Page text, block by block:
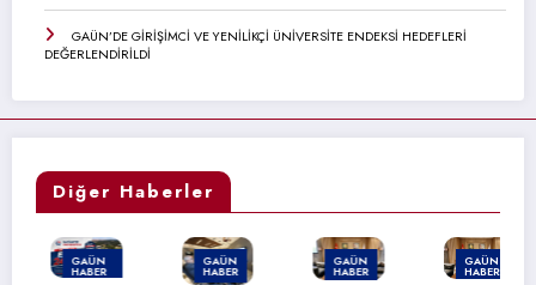
GAÜN’DE GİRİŞİMCİ VE YENİLİKÇİ ÜNİVERSİTE ENDEKSİ HEDEFLERİ
DEĞERLENDİRİLDİ
Diğer Haberler
GAÜN
HABER
GAÜN
HABER
GAÜN
HABER
GAÜN
HABER